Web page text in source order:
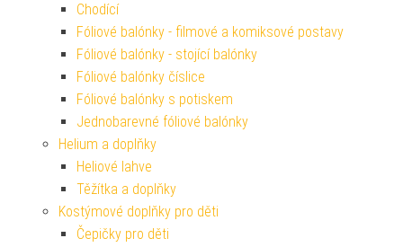
Chodící
Fóliové balónky - filmové a komiksové postavy
Fóliové balónky - stojící balónky
Fóliové balónky číslice
Fóliové balónky s potiskem
Jednobarevné fóliové balónky
Helium a doplňky
Heliové lahve
Těžítka a doplňky
Kostýmové doplňky pro děti
Čepičky pro děti